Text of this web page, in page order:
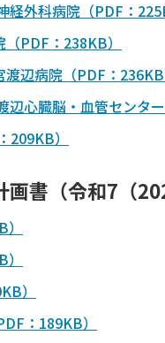
外科病院（PDF：
PDF：238KB）
辺病院（PDF：236KB
心臓脳・血管センタ
）
書（令和7（
）
：189KB）